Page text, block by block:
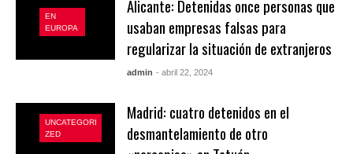
EN
EUROPA
Alicante: Detenidas once personas que
usaban empresas falsas para
regularizar la situación de extranjeros
admin - abril 22, 2024
UNCATEGORI
ZED
Madrid: cuatro detenidos en el
desmantelamiento de otro